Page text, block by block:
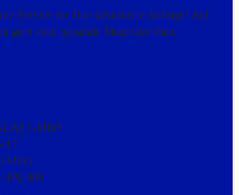
Service für Ihre detaillierte Anfrage! Auf
gern auch passende Materialproben.
GMBH
17
(Aller)
102 880